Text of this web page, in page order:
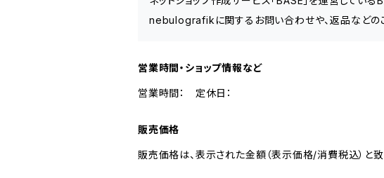
nebulografikに関するお問い合わせや、返品などの
営業時間・ショップ情報など
営業時間： 定休日：
販売価格
販売価格は、表示された金額（表示価格/消費税込）と致